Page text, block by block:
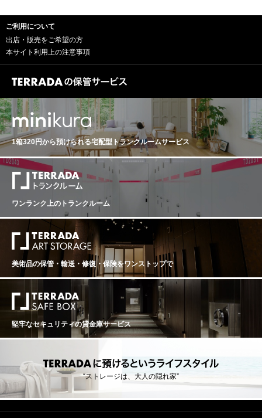
ご利用について
出店・販売をご希望の方
本サイト利用上の注意事項
1箱320円から預けられる宅配型トランクルームサービス
ワンランク上のトランクルーム
美術品の保管・輸送・修復・保険をワンストップで
堅牢なセキュリティの貸金庫サービス
“ストレージは、大人の隠れ家”